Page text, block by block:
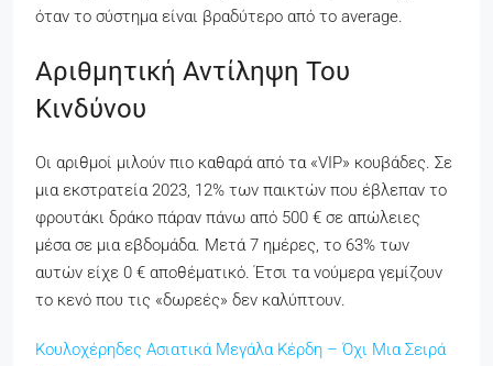
όταν το σύστημα είναι βραδύτερο από το average.
Αριθμητική Αντίληψη Του
Κινδύνου
Οι αριθμοί μιλούν πιο καθαρά από τα «VIP» κουβάδες. Σε
μια εκστρατεία 2023, 12% των παικτών που έβλεπαν το
φρουτάκι δράκο πάραν πάνω από 500 € σε απώλειες
μέσα σε μια εβδομάδα. Μετά 7 ημέρες, το 63% των
αυτών είχε 0 € αποθέματικό. Έτσι τα νούμερα γεμίζουν
το κενό που τις «δωρεές» δεν καλύπτουν.
Κουλοχέρηδες Ασιατικά Μεγάλα Κέρδη – Όχι Μια Σειρά